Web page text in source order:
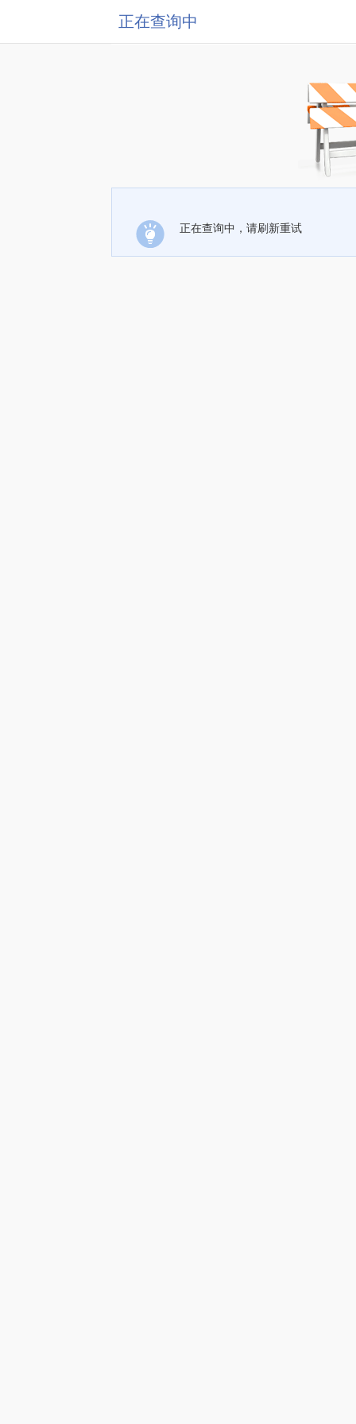
正在查询中
正在查询中，请刷新重试